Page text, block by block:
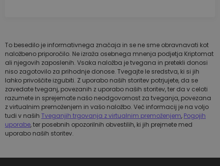
To besedilo je informativnega značaja in se ne sme obravnavati kot
naložbeno priporočilo. Ne izraža osebnega mnenja podjetja Kriptomat
ali njegovih zaposlenih. Vsaka naložba je tvegana in pretekli donosi
niso zagotovilo za prihodnje donose. Tvegajte le sredstva, ki si jih
lahko privoščite izgubiti. Z uporabo naših storitev potrjujete, da se
zavedate tveganj, povezanih z uporabo naših storitev, ter da v celoti
razumete in sprejemate našo neodgovornost za tveganja, povezana
z virtualnim premoženjem in vašo naložbo. Več informacij je na voljo
tudi v naših Tveganjih trgovanja z virtualnim premoženjem, Pogojih
uporabe, ter posebnih opozorilnih obvestilih, ki jih prejmete med
uporabo naših storitev.